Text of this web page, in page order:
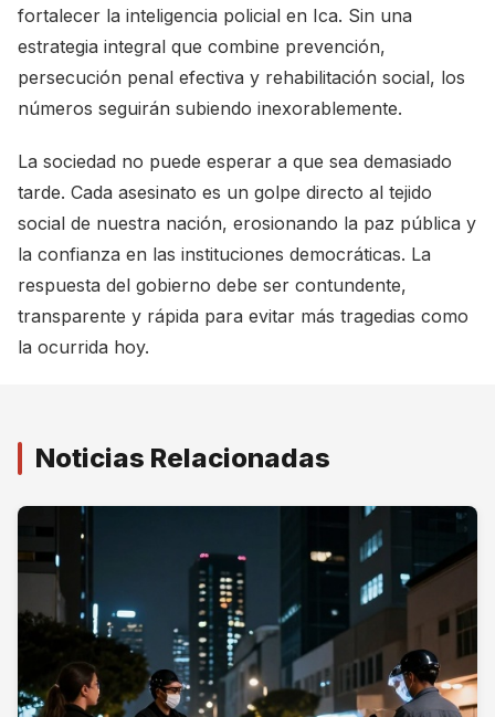
fortalecer la inteligencia policial en Ica. Sin una
estrategia integral que combine prevención,
persecución penal efectiva y rehabilitación social, los
números seguirán subiendo inexorablemente.
La sociedad no puede esperar a que sea demasiado
tarde. Cada asesinato es un golpe directo al tejido
social de nuestra nación, erosionando la paz pública y
la confianza en las instituciones democráticas. La
respuesta del gobierno debe ser contundente,
transparente y rápida para evitar más tragedias como
la ocurrida hoy.
Noticias Relacionadas